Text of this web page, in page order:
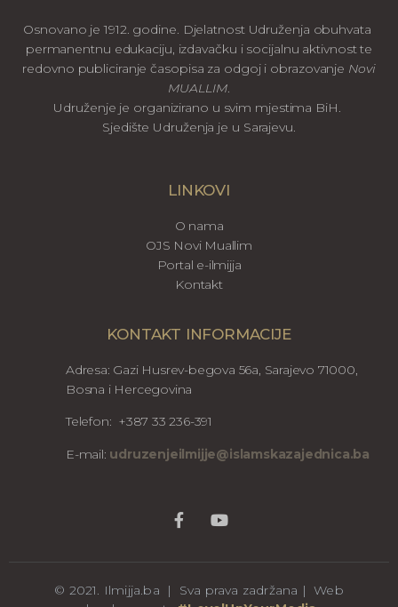
Osnovano je 1912. godine. Djelatnost Udruženja obuhvata
permanentnu edukaciju, izdavačku i socijalnu aktivnost te
redovno publiciranje časopisa za odgoj i obrazovanje Novi
MUALLIM.
Udruženje je organizirano u svim mjestima BiH.
Sjedište Udruženja je u Sarajevu.
LINKOVI
O nama
OJS Novi Muallim
Portal e-ilmijja
Kontakt
KONTAKT INFORMACIJE
Adresa: Gazi Husrev-begova 56a, Sarajevo 71000,
Bosna i Hercegovina
Telefon: +387 33 236-391
E-mail: udruzenjeilmijje@islamskazajednica.ba
© 2021. Ilmijja.ba | Sva prava zadržana | Web